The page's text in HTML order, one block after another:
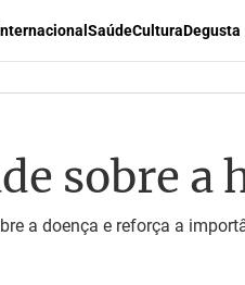
SaúdeCulturaDegusta
sobre a
a doença e reforça a